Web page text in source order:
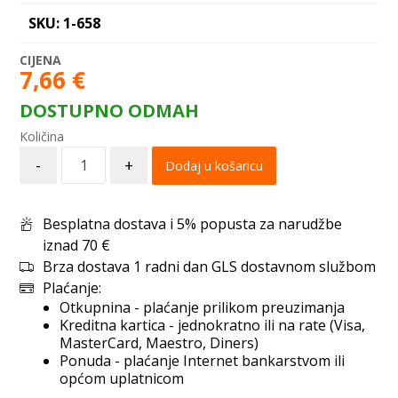
SKU: 1-658
7,66 €
DOSTUPNO ODMAH
- + Dodaj u košaricu
Besplatna dostava i 5% popusta za narudžbe
iznad 70 €
Brza dostava 1 radni dan GLS dostavnom službom
Plaćanje:
Otkupnina - plaćanje prilikom preuzimanja
Kreditna kartica - jednokratno ili na rate (Visa,
MasterCard, Maestro, Diners)
Ponuda - plaćanje Internet bankarstvom ili
općom uplatnicom